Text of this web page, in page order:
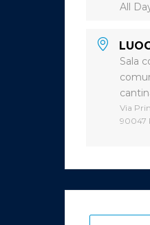
All
Sala
Via
90047